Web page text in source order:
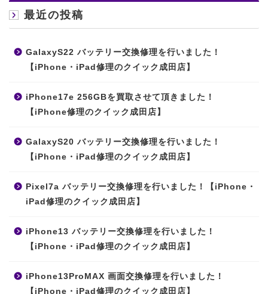
最近の投稿
GalaxyS22 バッテリー交換修理を行いました！
【iPhone・iPad修理のクイック成田店】
iPhone17e 256GBを買取させて頂きました！
【iPhone修理のクイック成田店】
GalaxyS20 バッテリー交換修理を行いました！
【iPhone・iPad修理のクイック成田店】
Pixel7a バッテリー交換修理を行いました！【iPhone・
iPad修理のクイック成田店】
iPhone13 バッテリー交換修理を行いました！
【iPhone・iPad修理のクイック成田店】
iPhone13ProMAX 画面交換修理を行いました！
【iPhone・iPad修理のクイック成田店】